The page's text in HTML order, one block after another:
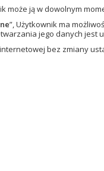
może ją w dowolnym
”, Użytkownik ma
jego danych jest
bez zmiany